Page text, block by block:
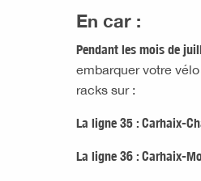
En car :
Pendant les mois de
embarquer votre
racks sur :
La ligne 35 : Carhaix-
La ligne 36 : Carhaix-